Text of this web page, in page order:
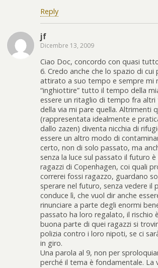
Reply
jf
Dicembre 13, 2009
Ciao Doc, concordo con quasi
6. Credo anche che lo spazio di cui
attirato a suo tempo e sempre mi
“inghiottire” tutto il tempo della
essere un ritaglio di tempo fra altri
della via mi pare quella. Altrimenti
(rappresentata idealmente e
dallo zazen) diventa nicchia di
essere un altro modo di
certo, non di solo passato, ma
senza la luce sul passato il futuro è
ragazzi di Copenhagen, coi quali
correrei fossi ragazzo, guardano
sperare nel futuro, senza vedere il
conduce lì, che vuol dir anche
rinunciare a parte degli enormi
passato ha loro regalato, il rischio
buona parte di quei ragazzi si
polizia contro i loro nipoti, se ci
in giro.
Una parola al 9, non per
perché il tema è fondamentale. La